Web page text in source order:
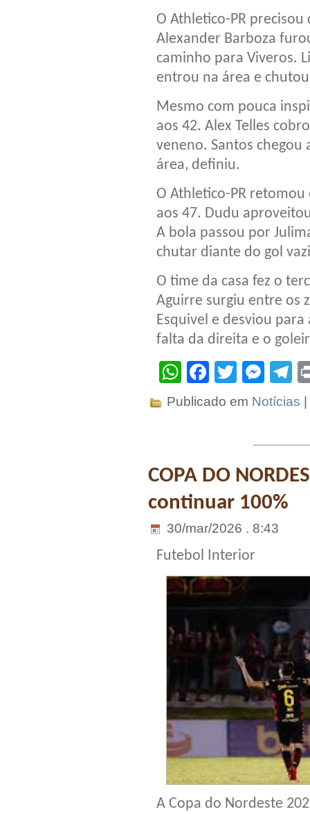
O Athletico-PR
Alexander Barboza
caminho para Viveros.
entrou na área e
Mesmo com pouca
aos 42. Alex Telles
veneno. Santos chegou
área, definiu.
O Athletico-PR
aos 47. Dudu
A bola passou por
chutar diante do gol
O time da casa fez o
Aguirre surgiu entre os
Esquivel e desviou
falta da direita e o
WhatsApp
Facebook
Twitter
Publicado em Notícias
COPA DO
continuar 100%
30/mar/2026 . 8:43
Futebol Interior
A Copa do Nordeste